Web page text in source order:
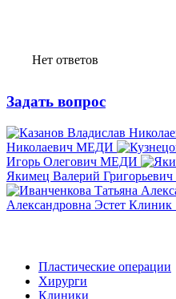
Нет ответов
Задать вопрос
Николаевич МЕДИ
Игорь Олегович МЕДИ
Якимец Валерий Григорьевич
Александровна Эстет Клиник
Пластические операции
Хирурги
Клиники